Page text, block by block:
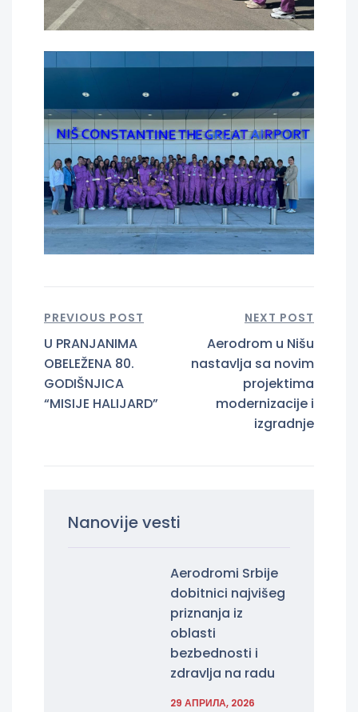
PREVIOUS POST
U PRANJANIMA
OBELEŽENA 80.
GODIŠNJICA
“MISIJE HALIJARD”
NEXT POST
Aerodrom u Nišu
nastavlja sa novim
projektima
modernizacije i
izgradnje
Nanovije vesti
Aerodromi Srbije
dobitnici najvišeg
priznanja iz
oblasti
bezbednosti i
zdravlja na radu
29 АПРИЛА, 2026